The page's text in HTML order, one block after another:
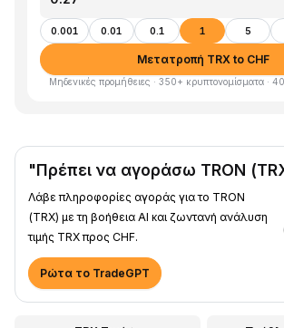
0.001 0.01 0.1 1 5
Μετατροπή TRX to CHF
Μηδενικές προμήθειες · 350+ κρυπτονομίσματα ·
"Πρέπει να αγοράσω TRON
Λάβε πληροφορίες αγοράς για το TRON
(TRX) με τη βοήθεια AI και ζωντανή ανάλυση
τιμής TRX προς CHF.
Ρώτα το TradeGPT